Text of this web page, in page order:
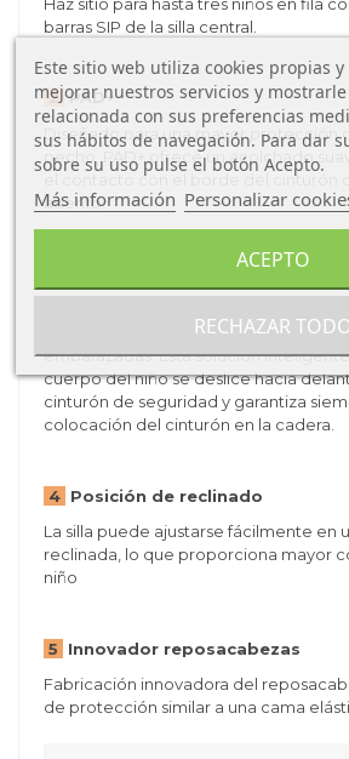
barras SIP de la silla central.
2PAD+
Diseñado para una mayor protección
pecho, PAD+ ofrece un acolchado
el contacto con el borde del cinturón
asiento.
basa en nuestra probada tecnología
embarazadas. Esta solución
cuerpo del niño se deslice hacia
cinturón de seguridad y garantiza
colocación del cinturón en la cadera.
4 Posición de reclinado
La silla puede ajustarse fácilmente en
reclinada, lo que proporciona mayor
niño
5
Innovador reposacabezas
Fabricación innovadora del
de protección similar a una cama
Este sitio web utiliza cookies propias
mejorar nuestros servicios y
relacionada con sus preferencias
sus hábitos de navegación. Para dar
sobre su uso pulse el botón Acepto.
Más información Personalizar
RECHAZAR TODO
ACEPTO